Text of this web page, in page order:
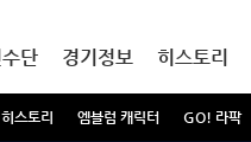
히스토리 엠블럼 캐릭터 GO! 라팍
단 경기정보 히스토리